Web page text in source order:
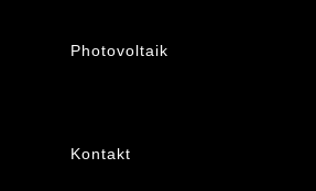
Photovoltaik
Kontakt